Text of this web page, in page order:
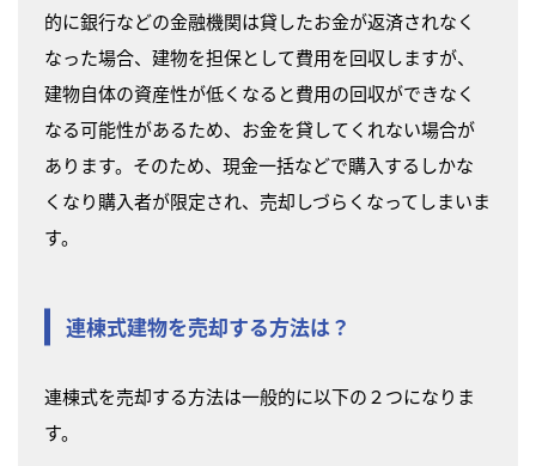
的に銀行などの金融機関は貸したお金が返済されなく
なった場合、建物を担保として費用を回収しますが、
建物自体の資産性が低くなると費用の回収ができなく
なる可能性があるため、お金を貸してくれない場合が
あります。そのため、現金一括などで購入するしかな
くなり購入者が限定され、売却しづらくなってしまいま
す。
連棟式建物を売却する方法は？
連棟式を売却する方法は一般的に以下の２つになりま
す。